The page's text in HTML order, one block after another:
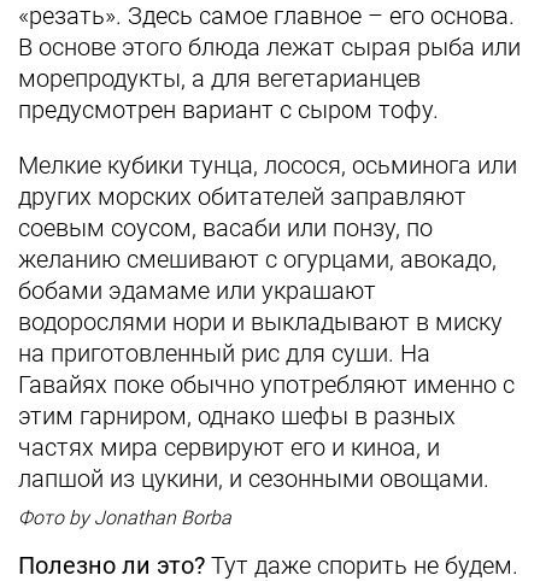
«резать». Здесь самое главное – его основа.
В основе этого блюда лежат сырая рыба или
морепродукты, а для вегетарианцев
предусмотрен вариант с сыром тофу.
Мелкие кубики тунца, лосося, осьминога или
других морских обитателей заправляют
соевым соусом, васаби или понзу, по
желанию смешивают с огурцами, авокадо,
бобами эдамаме или украшают
водорослями нори и выкладывают в миску
на приготовленный рис для суши. На
Гавайях поке обычно употребляют именно с
этим гарниром, однако шефы в разных
частях мира сервируют его и киноа, и
лапшой из цукини, и сезонными овощами.
Фото by Jonathan Borba
Полезно ли это? Тут даже спорить не будем.